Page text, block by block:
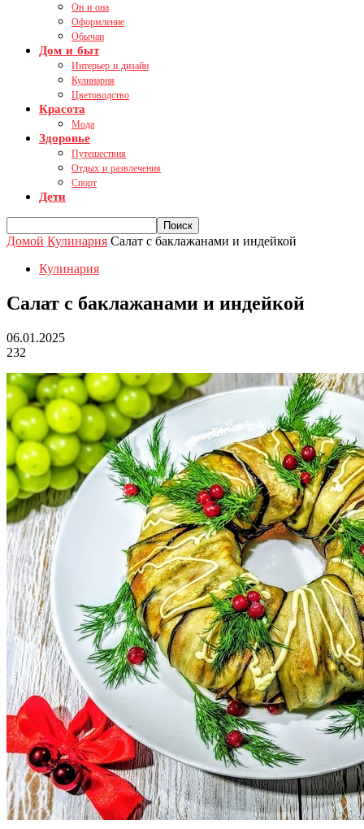
Он и она
Оформление
Обычаи
Дом и быт
Интерьер и дизайн
Кулинария
Цветоводство
Красота
Мода
Здоровье
Путешествия
Отдых и развлечения
Спорт
Дети
Домой Кулинария Салат с баклажанами и индейкой
Кулинария
Салат с баклажанами и индейкой
06.01.2025
232